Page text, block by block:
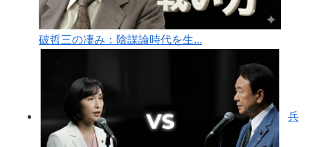
破哲三の凄み：陰謀論時代を生...
兵